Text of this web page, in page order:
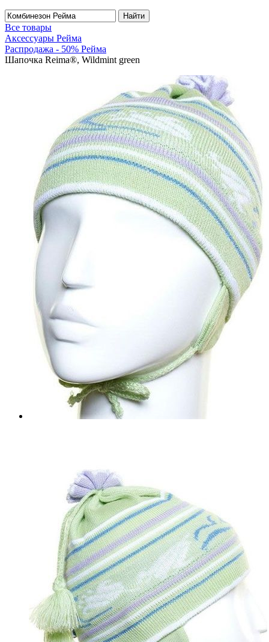
Найти
Все товары
Аксессуары Рейма
Распродажа - 50% Рейма
Шапочка Reima®, Wildmint green